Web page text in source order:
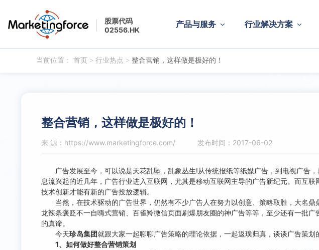
股票代码
02556.HK
产品与服务 行业解决方案
当前位置： 首页 > 行业热点 > 整合营销，这样做是极好的！
整合营销，这样做是极好的！
来 源：https://www.marketingforce.com/ 发布时间：2017-06-02
广告发展至今，可以说是天花乱坠，乱象丛生!从传统报纸等纸媒广告，到电视广告，
息流兴起的近几年，广告行业进入互联网，尤其是移动互联网主导的广告新纪元。而互
技术创新才能有新的广告投放逻辑。
当然，在技术驱动的广告世界，仍然有不少广告人在努力以创意、策略取胜，大名鼎
龙辣条褒贬不一自嗨式营销、百雀羚微信页面刷爆朋友圈的神广告等等，至少还有一批
的真谛。
今天珍岛集团就跟大家一起聊聊广告策略的理论依据，一起返璞归真，谈谈广告策划
1、 如何做好整合营销策划